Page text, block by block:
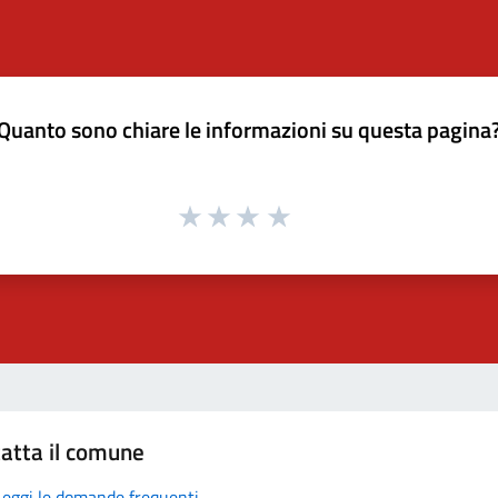
sono chiare le informazioni su questa
il comune